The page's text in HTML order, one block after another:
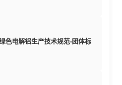
色电解铝生产技术规范-团体标